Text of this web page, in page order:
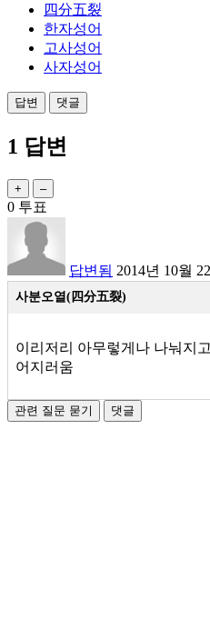
四分五裂
한자성어
고사성어
사자성어
1 답변
0 투표
답변됨 2014년 10월
사분오열 (四分五裂)
이리저리 아무렇게나 나눠지
어지러움